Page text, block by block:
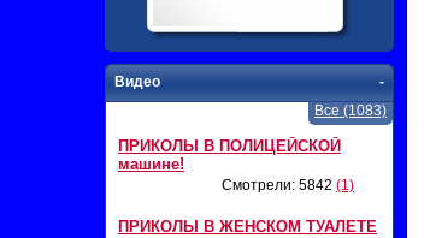
-
Видео
Все (1083)
ПРИКОЛЫ В ПОЛИЦЕЙСКОЙ
машине!
Смотрели: 5842 (1)
ПРИКОЛЫ В ЖЕНСКОМ ТУАЛЕТЕ